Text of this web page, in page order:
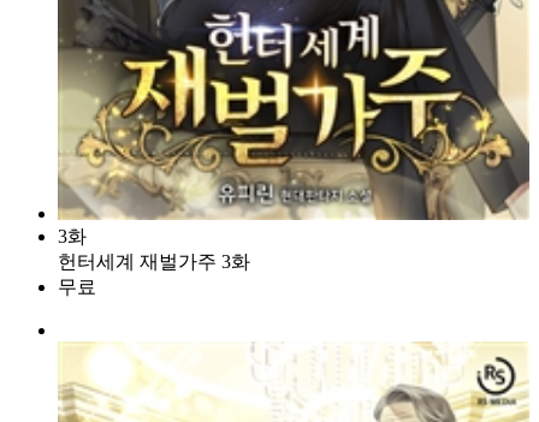
3화
헌터세계 재벌가주 3화
무료